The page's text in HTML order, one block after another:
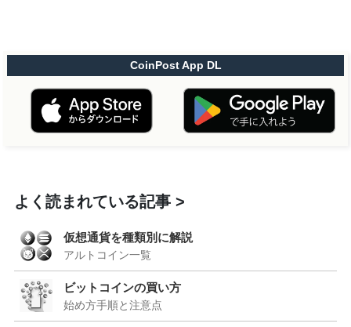
CoinPost App DL
よく読まれている記事
仮想通貨を種類別に解説
アルトコイン一覧
ビットコインの買い方
始め方手順と注意点